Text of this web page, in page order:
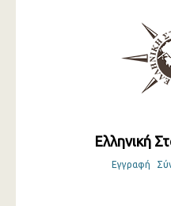
Ελληνική
Εγγραφή